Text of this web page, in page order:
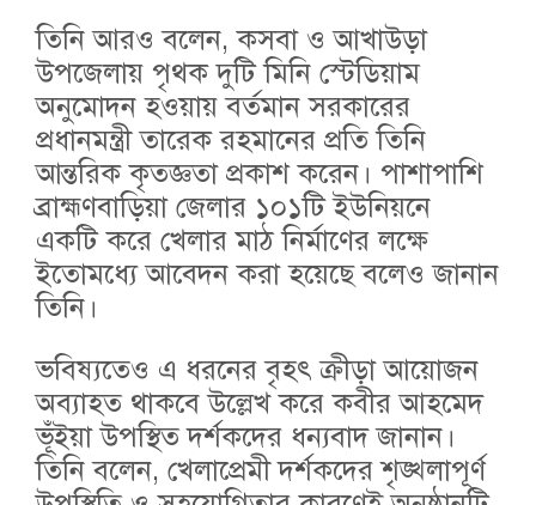
তিনি আরও বলেন, কসবা ও আখাউড়া
উপজেলায় পৃথক দুটি মিনি স্টেডিয়াম
অনুমোদন হওয়ায় বর্তমান সরকারের
প্রধানমন্ত্রী তারেক রহমানের প্রতি তিনি
আন্তরিক কৃতজ্ঞতা প্রকাশ করেন। পাশাপাশি
ব্রাহ্মণবাড়িয়া জেলার ১০১টি ইউনিয়নে
একটি করে খেলার মাঠ নির্মাণের লক্ষে
ইতোমধ্যে আবেদন করা হয়েছে বলেও জানান
তিনি।
ভবিষ্যতেও এ ধরনের বৃহৎ ক্রীড়া আয়োজন
অব্যাহত থাকবে উল্লেখ করে কবীর আহমেদ
ভূঁইয়া উপস্থিত দর্শকদের ধন্যবাদ জানান।
তিনি বলেন, খেলাপ্রেমী দর্শকদের শৃঙ্খলাপূর্ণ